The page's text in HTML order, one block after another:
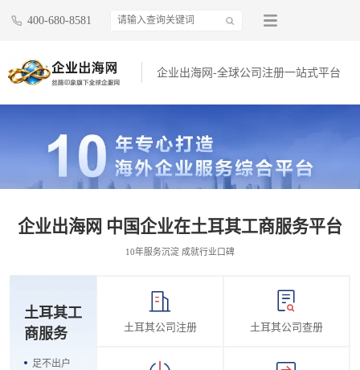
400-680-8581
企业出海网-全球公司注册一站式平台
企业出海网 中国企业在土耳其工商服务平台
10年服务沉淀 成就行业口碑
土耳其工
商服务
足不出户
土耳其公司注册 土耳其公司查册